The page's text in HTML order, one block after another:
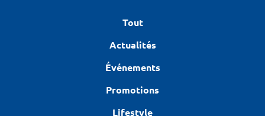
Tout
Actualités
Événements
Promotions
Lifestyle